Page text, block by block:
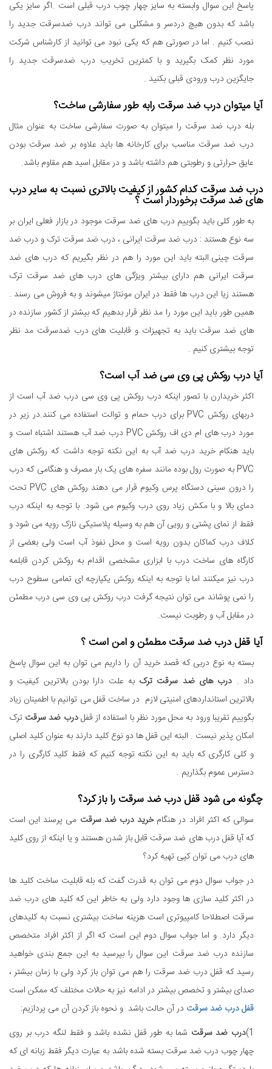
پاسخ این سوال وابسته به سایز چهار چوب درب قبلی است .اگر سایز یکی
باشد که بدون هیچ دردسر و مشکلی می تواند درب ضدسرقت جدید را
نصب کنیم . اما در صورتی هم که یکی نبود می توانید از کارشناس شرکت
مورد نظر کمک بگیرید و با کمترین تخریب درب ضدسرقت جدید را
جایگزین درب ورودی قبلی بکنید .
آیا میتوان درب ضد سرقت رابه طور سفارشی ساخت؟
بله درب ضد سرقت را میتوان به صورت سفارشی ساخت به عنوان مثال
درب ضد سرقت مناسب برای کارخانه ها باید علاوه بر ضد سرقت بودن
عایق حرارتی و رطوبتی هم داشته باشد و در مقابل اسید هم مقاوم باشد.
درب ضد سرقت کدام کشور از کیفیت بالاتری نسبت به سایر درب
های ضد سرقت برخوردار است ؟
به طور کلی باید بگوییم درب های ضد سرقت موجود در بازار فعلی ایران بر
سه نوع هستند : درب ضد سرقت ایرانی ، درب ضد سرقت ترک و درب ضد
سرقت چینی.البته باید این مورد را هم در نظر بگیریم که درب های ضد
سرقت ایرانی هم دارای بیشتر ویژگی های درب های ضد سرقت ترک
هستند زیا این درب ها فقط در ایران مونتاژ میشوند و به فروش می رسند .
همین طور باید این مورد را مد نظر قرار بدهیم که بیشتر از کشور سازنده در
های ضد سرقت باید به تجهیزات و قابلیت های درب ضدسرقت مد نظر
توجه بیشتری کنیم .
آیا درب روکش پی وی سی ضد آب است؟
اکثر خریدارن با تصور اینکه درب روکش پی وی سی درب ضد آب است از
دربهای روکش PVC برای درب حمام و توالت استفاده می کنند.در زیر در
مورد درب های ام دی اف روکش PVC درب ضد آب هستند اشتباه است و
باید هنکام خرید درب ضد آب به این نکته توجه داشت که روکش های
PVC به صورت رول بوده مانند سفره های یک بار مصرف و هنگامی که درب
را درون سینی دستگاه پرس وکیوم قرار می دهند روکش های PVC تحت
دمای بالا و با مکش زیاد روی درب وکیوم می شود. با توجه به اینکه درب
فقط از نمای پشتی و رویی آن هم به وسیله پلاستیکی نازک رویه می شود و
کلاف درب کماکان بدون رویه است و محل نفوذ آب است ولی بعضی از
کارگاه های ساخت درب با ابزاری مشخصی اقدام به روکش کردن قابلمه
درب نیز میکنند اما با توجه به اینکه روکش یکپارچه ای تمامی سطوح درب
را نمی پوشاند می توان نتیجه گرفت درب روکش پی وی سی درب مطمئن
در مقابل آب و رطوبت نیست.
آیا قفل درب ضد سرقت مطمئن و امن است ؟
بسته به نوع دربی که قصد خرید آن را داریم می توان به این سوال پاسخ
داد . درب های ضد سرقت ترک به علت دارا بودن بالاترین کیفیت و
بالاترین استانداردهای امنیتی لازم در ساخت قفل می توانیم با اطمینان زیاد
بگوییم تقریبا ورود به محل مورد نظر با استفاده از قفلدرب ضد سرقت ترک
امکان پذیر نیست . البته این قفل ها دو نوع کلید دارند به عنوان کلید اصلی
و کلی کارگری که باید به این نکته توجه کنیم که فقط کلید کارگری را در
دسترس عموم بگذاریم .
چگونه می شود قفل درب ضد سرقت را باز کرد؟
سوالی که اکثر افراد در هنگامخرید درب ضد سرقت می پرسند این است
که آیا قفل درب های ضد سرقت قابل باز شدن هستند و یا اینکه از روی کلید
های درب می توان کپی تهیه کرد؟
در جواب سوال دوم می توان به قدرت گفت که بله قابلیت ساخت کلید ها
در اکثر کلید سازی ها وجود دارد ولی به خاطر این که کلید های درب ضد
سرقت اصطلاحا کامپیوتری است هزینه ساخت بیشتری نسبت به کلیدهای
دیگر دارد. و اما جواب سوال دوم این است که اگر از اکثر افراد متخصص
سازنده درب ضد سرقت این سوال را بپرسید به این جمع بندی خواهید
رسید که قفل درب ضد سرقت را هم می توان باز کرد ولی با زمان بیشتر ،
صدای بیشتر و تخصص بیشتر در ادامه نیز به حالات مختلف که ممکن است
قفل درب ضد سرقت در آن حالت باشد و نحوه باز کردن آن می پردازیم:
1) درب ضد سرقت شما به طور قفل نشده باشد و فقط لنگه درب بر روی
چهار چوب درب ضد سرقت بسته شده باشد به عبارت دیگر فقط زبانه ای که